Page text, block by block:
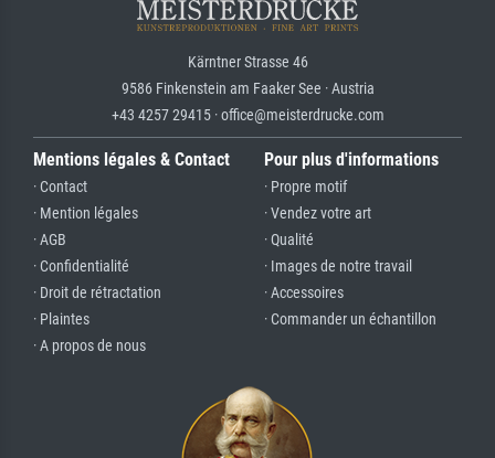
Kärntner Strasse 46
9586 Finkenstein am Faaker See · Austria
+43 4257 29415 · office@meisterdrucke.com
Mentions légales & Contact
· Contact
· Mention légales
· AGB
· Confidentialité
· Droit de rétractation
· Plaintes
· A propos de nous
Pour plus d'informations
· Propre motif
· Vendez votre art
· Qualité
· Images de notre travail
· Accessoires
· Commander un échantillon